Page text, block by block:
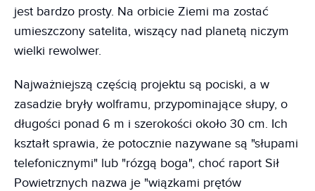
jest bardzo prosty. Na orbicie Ziemi ma zostać
umieszczony satelita, wiszący nad planetą niczym
wielki rewolwer.
Najważniejszą częścią projektu są pociski, a w
zasadzie bryły wolframu, przypominające słupy, o
długości ponad 6 m i szerokości około 30 cm. Ich
kształt sprawia, że potocznie nazywane są "słupami
telefonicznymi" lub "rózgą boga", choć raport Sił
Powietrznych nazwa je "wiązkami prętów